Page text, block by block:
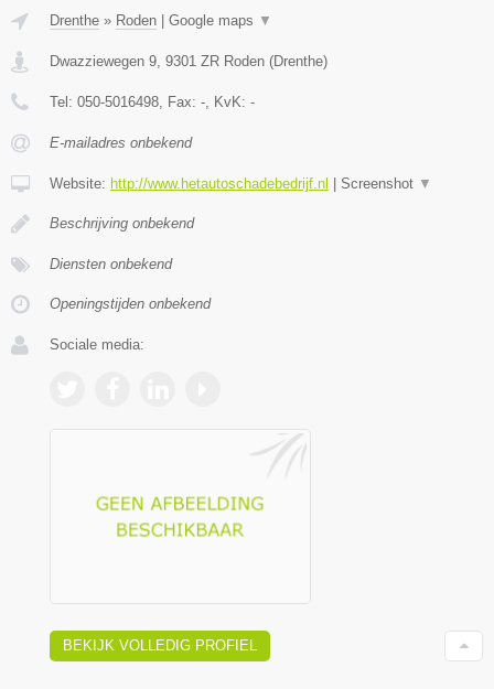
Drenthe » Roden Google maps ▼
Dwazziewegen 9 9301 ZR Roden (Drenthe)
Tel: 050-5016498 , Fax: - , KvK: -
E-mailadres onbekend
Website: http://www.hetautoschadebedrijf.nl Screenshot ▼
Beschrijving onbekend
Diensten onbekend
Openingstijden onbekend
Sociale media:
BEKIJK VOLLEDIG PROFIEL